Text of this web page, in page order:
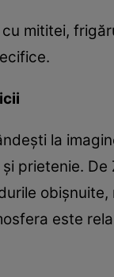
mititei,
la
prietenie.
este